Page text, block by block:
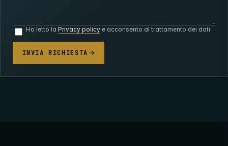
Ho letto la Privacy policye acconsento al trattamento dei dati.
INVIA RICHIESTA